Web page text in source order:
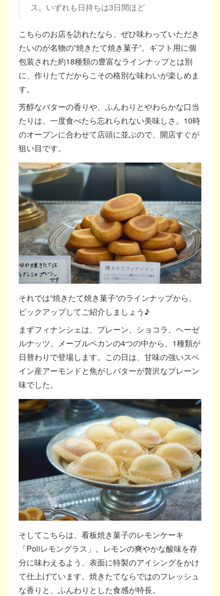
ス。いずれも日持ちは3日間ほど
こちらのお店を訪れたなら、ぜひ味わっていただき
たいのが名物の”焼きたて焼き菓子”。ギフト用に個
包装された約18種類の豊富なラインナップとは別
に、作りたてだからこその格別な味わいが楽しめま
す。
芳醇なバターの香りや、ふんわりとやわらかな口当
たりは、一度食べたら忘れられない美味しさ。10時
のオープンに合わせて店頭に並ぶので、開店すぐが
狙い目です。
それでは”焼きたて焼き菓子”のラインナップから、
ピックアップしてご紹介しましょう♪
まずフィナンシェは、プレーン、ショコラ、ヘーゼ
ルナッツ、メープルペカンの4つの中から、1種類が
日替わりで登場します。この日は、甘味の強いスペ
イン産アーモンドと焦がしバターが贅沢なプレーン
味でした。
そしてこちらは、看板焼き菓子のレモンケーキ
「Poliレモングラス」。レモンの爽やかな酸味を存
分に味わえるよう、表面に特製のアイシングをかけ
て仕上げています。焼きたてならではのフレッシュ
な香りと、ふんわりとした食感が特長。